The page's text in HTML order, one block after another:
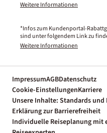
Weitere Informationen
*Infos zum Kundenportal-
sind unter folgendem Link zu
Weitere Informationen
ImpressumAGBDatenschutz
Cookie-EinstellungenKarriere
Unsere Inhalte: Standards und
Erklärung zur Barrierefreiheit
Individuelle Reiseplanung mit